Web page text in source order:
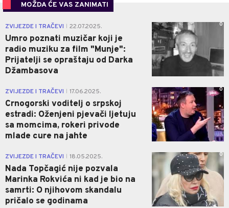
MOŽDA ĆE VAS ZANIMATI
ZVIJEZDE I TRAČEVI 22.07.2025.
Umro poznati muzičar koji je
radio muziku za film "Munje":
Prijatelji se opraštaju od Darka
Džambasova
0
ZVIJEZDE I TRAČEVI 17.06.2025.
Crnogorski voditelj o srpskoj
estradi: Oženjeni pjevači ljetuju
sa momcima, rokeri privode
mlade cure na jahte
0
ZVIJEZDE I TRAČEVI 18.05.2025.
Nada Topčagić nije pozvala
Marinka Rokvića ni kad je bio na
samrti: O njihovom skandalu
pričalo se godinama
0